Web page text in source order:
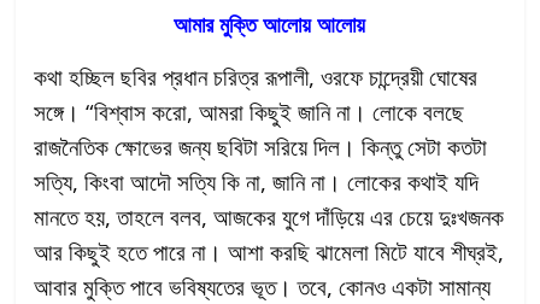
আমার মুক্তি আলোয় আলোয়
কথা হচ্ছিল ছবির প্রধান চরিত্র রূপালী, ওরফে চান্দ্রেয়ী ঘোষের
সঙ্গে। “বিশ্বাস করো, আমরা কিছুই জানি না। লোকে বলছে
রাজনৈতিক ক্ষোভের জন্য ছবিটা সরিয়ে দিল। কিন্তু সেটা কতটা
সত্যি, কিংবা আদৌ সত্যি কি না, জানি না। লোকের কথাই যদি
মানতে হয়, তাহলে বলব, আজকের যুগে দাঁড়িয়ে এর চেয়ে দুঃখজনক
আর কিছুই হতে পারে না। আশা করছি ঝামেলা মিটে যাবে শীঘ্রই,
আবার মুক্তি পাবে ভবিষ্যতের ভূত। তবে, কোনও একটা সামান্য